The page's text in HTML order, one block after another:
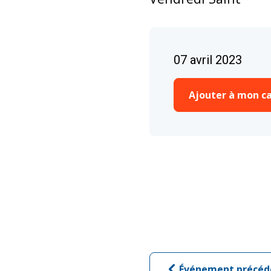
07 avril 2023
Ajouter à mon